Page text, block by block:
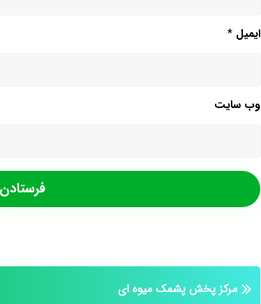
ایمیل *
وب‌ سایت
مرکز پخش پشمک میوه ای